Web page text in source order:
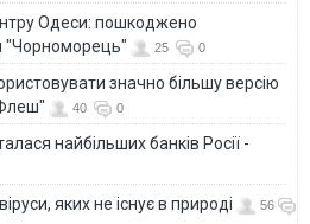
Одеси: пошкоджено
"Чорноморець"
25 0
значно більшу версію
40 0
найбільших банків Росії -
яких не існує в природі
56